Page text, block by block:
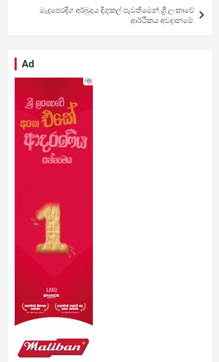
k
p
මැදපෙරදිග අර්බුදය දිගුකල් පැවතීමෙන් ශ්‍රී ලංකාවේ
ආර්ථිකය අවදානමේ.
Ad